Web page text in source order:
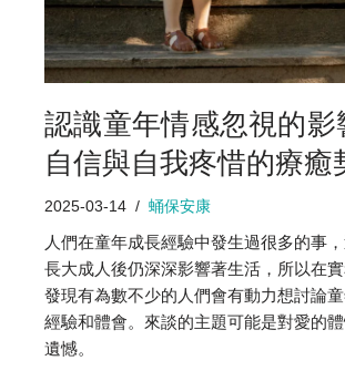
認識童年情感忽視的影
自信與自我疼惜的療癒
2025-03-14 蛹保安康
人們在童年成長經驗中發生過很多的事
長大成人後仍深深影響著生活，所以在
發現有為數不少的人們會有動力想討論
經驗和體會。來談的主題可能是對愛的
遺憾。